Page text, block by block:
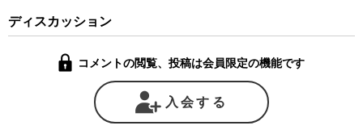
を題材に映画『カジュアリティーズ』を監督しており、アメリカが
ベトナムの教訓を必ずしも生かせていないことが如実に表れている
と町山氏は語る。
3つ目に取り上げた『マイケル・ムーア in アホでマヌケな大統領
選』は、モルモン教徒が大半を占めるユタ州の州立大学で、04年の
大統領選の直前に学生委員会がマイケル・ムーアを講演のために招
聘しようとしたところ、学生、大学当局、地域住民を巻き込んだ賛
ディスカッション
コメントの閲覧、投稿は会員限定の機能です
入会する